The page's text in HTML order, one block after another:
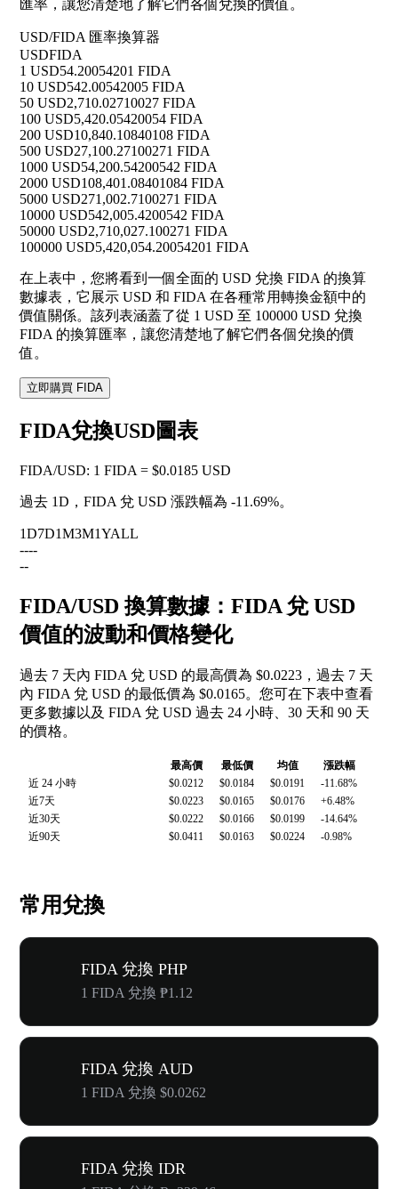
匯率，讓您清楚地了解它們各個兌換的價值。
USD/FIDA 匯率換算器
USDFIDA
1 USD54.20054201 FIDA
10 USD542.00542005 FIDA
50 USD2,710.02710027 FIDA
100 USD5,420.05420054 FIDA
200 USD10,840.10840108 FIDA
500 USD27,100.27100271 FIDA
1000 USD54,200.54200542 FIDA
2000 USD108,401.08401084 FIDA
5000 USD271,002.7100271 FIDA
10000 USD542,005.4200542 FIDA
50000 USD2,710,027.100271 FIDA
100000 USD5,420,054.20054201 FIDA
在上表中，您將看到一個全面的 USD 兌換 FIDA 的換算
數據表，它展示 USD 和 FIDA 在各種常用轉換金額中的
價值關係。該列表涵蓋了從 1 USD 至 100000 USD 兌換
FIDA 的換算匯率，讓您清楚地了解它們各個兌換的價
值。
立即購買 FIDA
FIDA兌換USD圖表
FIDA/USD: 1 FIDA = $0.0185 USD
過去 1D，FIDA 兌 USD 漲跌幅為 -11.69%。
1D7D1M3M1YALL
----
--
FIDA/USD 換算數據：FIDA 兌 USD
價值的波動和價格變化
過去 7 天內 FIDA 兌 USD 的最高價為 $0.0223，過去 7 天
內 FIDA 兌 USD 的最低價為 $0.0165。您可在下表中查看
更多數據以及 FIDA 兌 USD 過去 24 小時、30 天和 90 天
的價格。
最高價 最低價 均值
漲跌幅
近 24 小時
$0.0212 $0.0184 $0.0191
-11.68%
近7天
$0.0223 $0.0165 $0.0176
+6.48%
近30天
$0.0222 $0.0166 $0.0199
-14.64%
近90天
$0.0411 $0.0163 $0.0224 -0.98%
常用兌換
FIDA 兌換 PHP
1 FIDA 兌換 ₱1.12
FIDA 兌換 AUD
1 FIDA 兌換 $0.0262
FIDA 兌換 IDR